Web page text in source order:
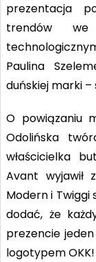
prezentacja
trendów we
Paulina
duńskiej marki
O powiązaniu
Odolińska
właścicielka
Avant wyjawił
Modern i
dodać, że
prezencie
logotypem OKK!